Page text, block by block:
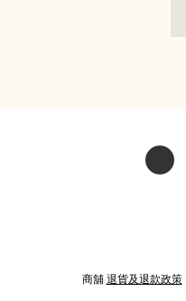
商舖 退貨及退款政策